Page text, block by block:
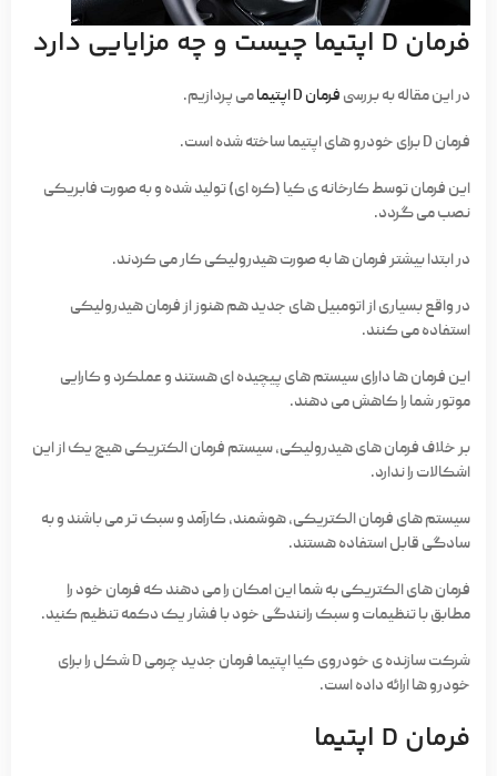
فرمان D اپتیما چیست و چه مزایایی دارد
در این مقاله به بررسی فرمان D اپتیما می پردازیم.
فرمان D برای خودرو های اپتیما ساخته شده است.
این فرمان توسط کارخانه ی کیا (کره ای) تولید شده و به صورت فابریکی
نصب می گردد.
در ابتدا بیشتر فرمان ها به صورت هیدرولیکی کار می کردند.
در واقع بسیاری از اتومبیل های جدید هم هنوز از فرمان هیدرولیکی
استفاده می کنند.
این فرمان ها دارای سیستم های پیچیده ای هستند و عملکرد و کارایی
موتور شما را کاهش می دهند.
بر خلاف فرمان های هیدرولیکی، سیستم فرمان الکتریکی هیچ یک از این
اشکالات را ندارد.
سیستم های فرمان الکتریکی، هوشمند، کارآمد و سبک تر می باشند و به
سادگی قابل استفاده هستند.
فرمان های الکتریکی به شما این امکان را می دهند که فرمان خود را
مطابق با تنظیمات و سبک رانندگی خود با فشار یک دکمه تنظیم کنید.
شرکت سازنده ی خودروی کیا اپتیما فرمان جدید چرمی D شکل را برای
خودرو ها ارائه داده است.
فرمان D اپتیما